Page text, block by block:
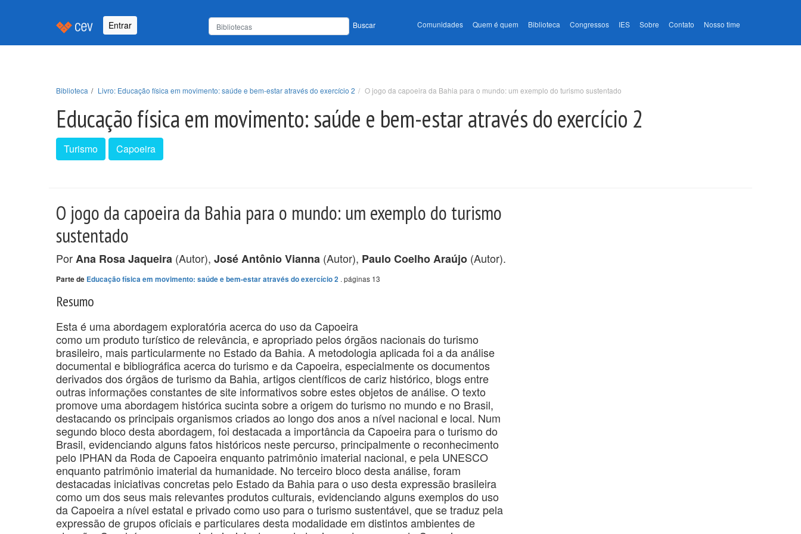
Entrar Buscar Comunidades Quem é quem Biblioteca Congressos IES Sobre Contato Nosso time
Biblioteca Livro: Educação física em movimento: saúde e bem-estar através do exercício 2 O jogo da capoeira da Bahia para o mundo: um exemplo do turismo sustentado
Educação física em movimento: saúde e bem-estar através do exercício 2
Turismo Capoeira
O jogo da capoeira da Bahia para o mundo: um exemplo do turismo
sustentado
PorAna Rosa Jaqueira (Autor), José Antônio Vianna (Autor), Paulo Coelho Araújo (Autor).
Parte de Educação física em movimento: saúde e bem-estar através do exercício 2 . páginas 13
Resumo
Esta é uma abordagem exploratória acerca do uso da Capoeira
como um produto turístico de relevância, e apropriado pelos órgãos nacionais do turismo
brasileiro, mais particularmente no Estado da Bahia. A metodologia aplicada foi a da análise
documental e bibliográfica acerca do turismo e da Capoeira, especialmente os documentos
derivados dos órgãos de turismo da Bahia, artigos científicos de cariz histórico, blogs entre
outras informações constantes de site informativos sobre estes objetos de análise. O texto
promove uma abordagem histórica sucinta sobre a origem do turismo no mundo e no Brasil,
destacando os principais organismos criados ao longo dos anos a nível nacional e local. Num
segundo bloco desta abordagem, foi destacada a importância da Capoeira para o turismo do
Brasil, evidenciando alguns fatos históricos neste percurso, principalmente o reconhecimento
pelo IPHAN da Roda de Capoeira enquanto patrimônio imaterial nacional, e pela UNESCO
enquanto patrimônio imaterial da humanidade. No terceiro bloco desta análise, foram
destacadas iniciativas concretas pelo Estado da Bahia para o uso desta expressão brasileira
como um dos seus mais relevantes produtos culturais, evidenciando alguns exemplos do uso
da Capoeira a nível estatal e privado como uso para o turismo sustentável, que se traduz pela
expressão de grupos oficiais e particulares desta modalidade em distintos ambientes de